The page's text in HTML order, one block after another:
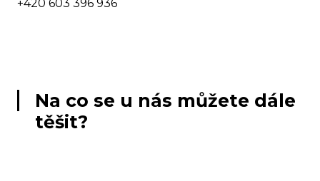
+420 603 396 936
Na co se u nás můžete dále
těšit?